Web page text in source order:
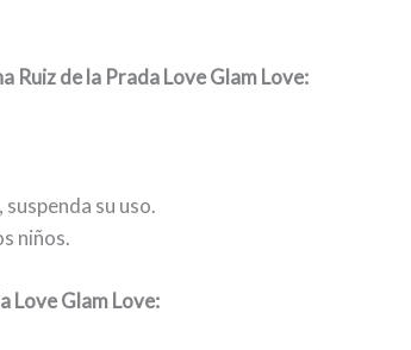
Ruiz de la Prada Love Glam Love:
su uso.
niños.
Love Glam Love: